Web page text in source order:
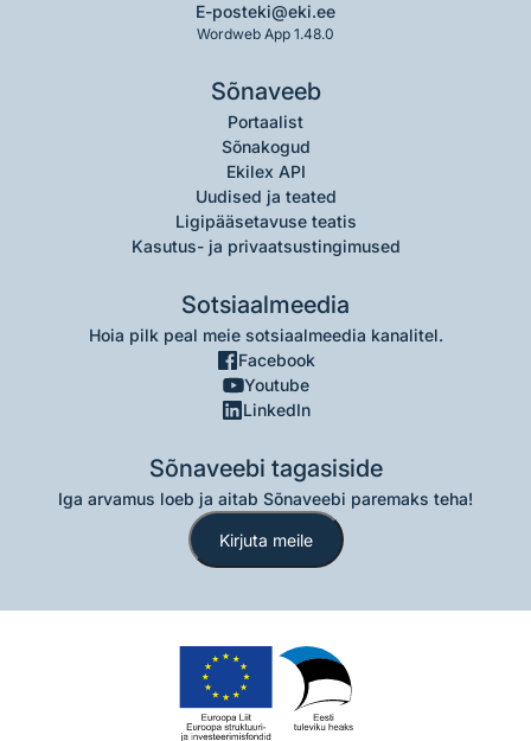
E-posteki@eki.ee
Wordweb App 1.48.0
Sõnaveeb
Portaalist
Sõnakogud
Ekilex API
Uudised ja teated
Ligipääsetavuse teatis
Kasutus- ja privaatsustingimused
Sotsiaalmeedia
Hoia pilk peal meie sotsiaalmeedia kanalitel.
Facebook
Youtube
LinkedIn
Sõnaveebi tagasiside
Iga arvamus loeb ja aitab Sõnaveebi paremaks teha!
Kirjuta meile